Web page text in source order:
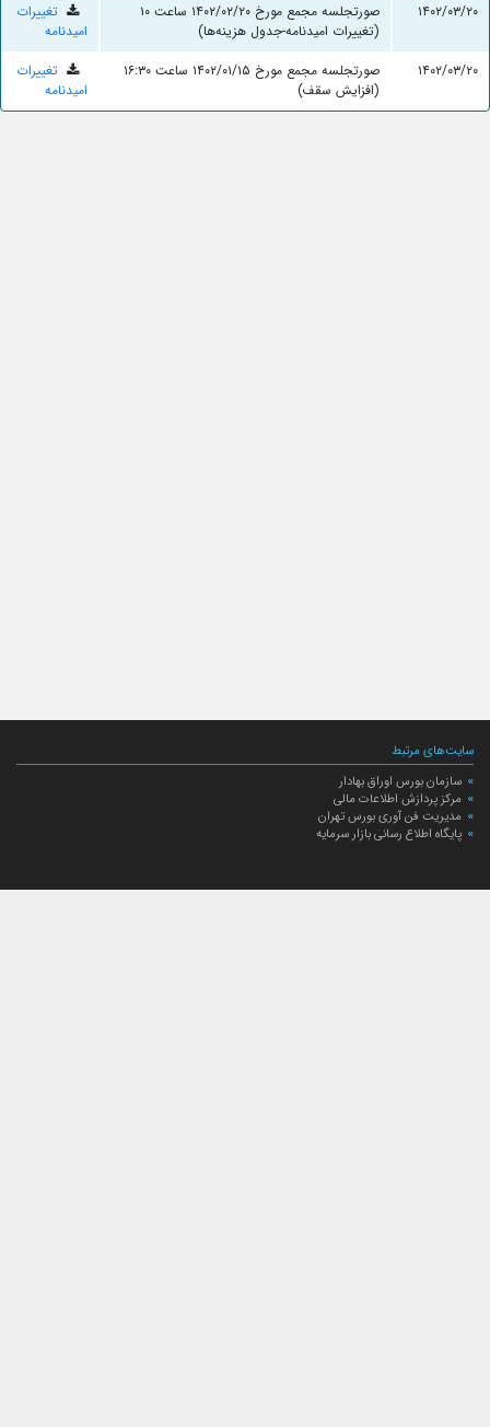
۱۴۰۲/۰۳/۲۰
صورتجلسه مجمع مورخ ۱۴۰۲/۰۲/۲۰ ساعت ۱۰
(تغییرات امیدنامه-جدول هزینه‌ها)
تغییرات
امیدنامه
۱۴۰۲/۰۳/۲۰
صورتجلسه مجمع مورخ ۱۴۰۲/۰۱/۱۵ ساعت ۱۶:۳۰
(افزایش سقف)
تغییرات
امیدنامه
سایت‌های مرتبط
سازمان بورس اوراق بهادار
مرکز پردازش اطلاعات مالی
مدیریت فن آوری بورس تهران
پایگاه اطلاع رسانی بازار سرمایه
ارتباط با صندوق